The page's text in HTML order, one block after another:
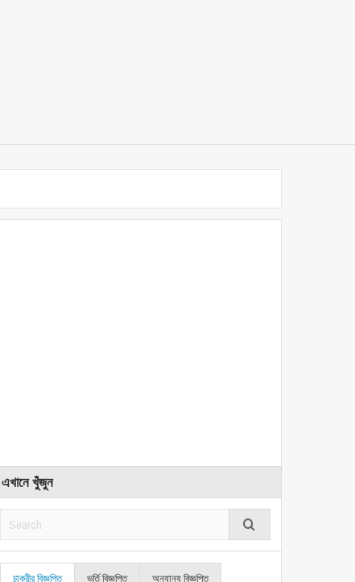
এখানে খুঁজুন
চাকুরীর বিজ্ঞপ্তি ভর্তি বিজ্ঞপ্তি অন্যান্য বিজ্ঞপ্তি